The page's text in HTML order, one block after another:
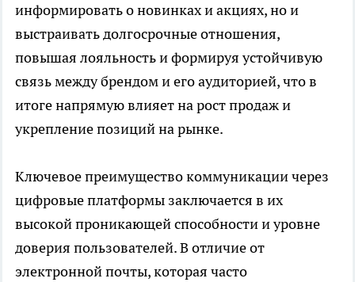
информировать о новинках и акциях, но и
выстраивать долгосрочные отношения,
повышая лояльность и формируя устойчивую
связь между брендом и его аудиторией, что в
итоге напрямую влияет на рост продаж и
укрепление позиций на рынке.
Ключевое преимущество коммуникации через
цифровые платформы заключается в их
высокой проникающей способности и уровне
доверия пользователей. В отличие от
электронной почты, которая часто